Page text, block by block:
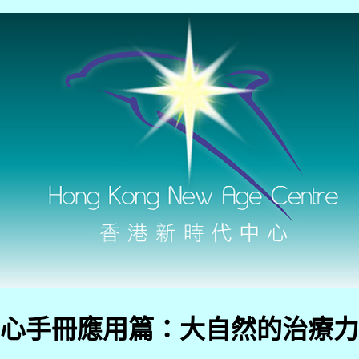
手冊應用篇：大自然的治療